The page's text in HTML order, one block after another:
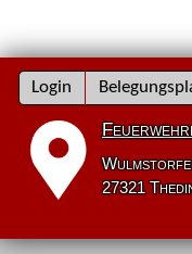
Navigation
überspringen
Login
27321